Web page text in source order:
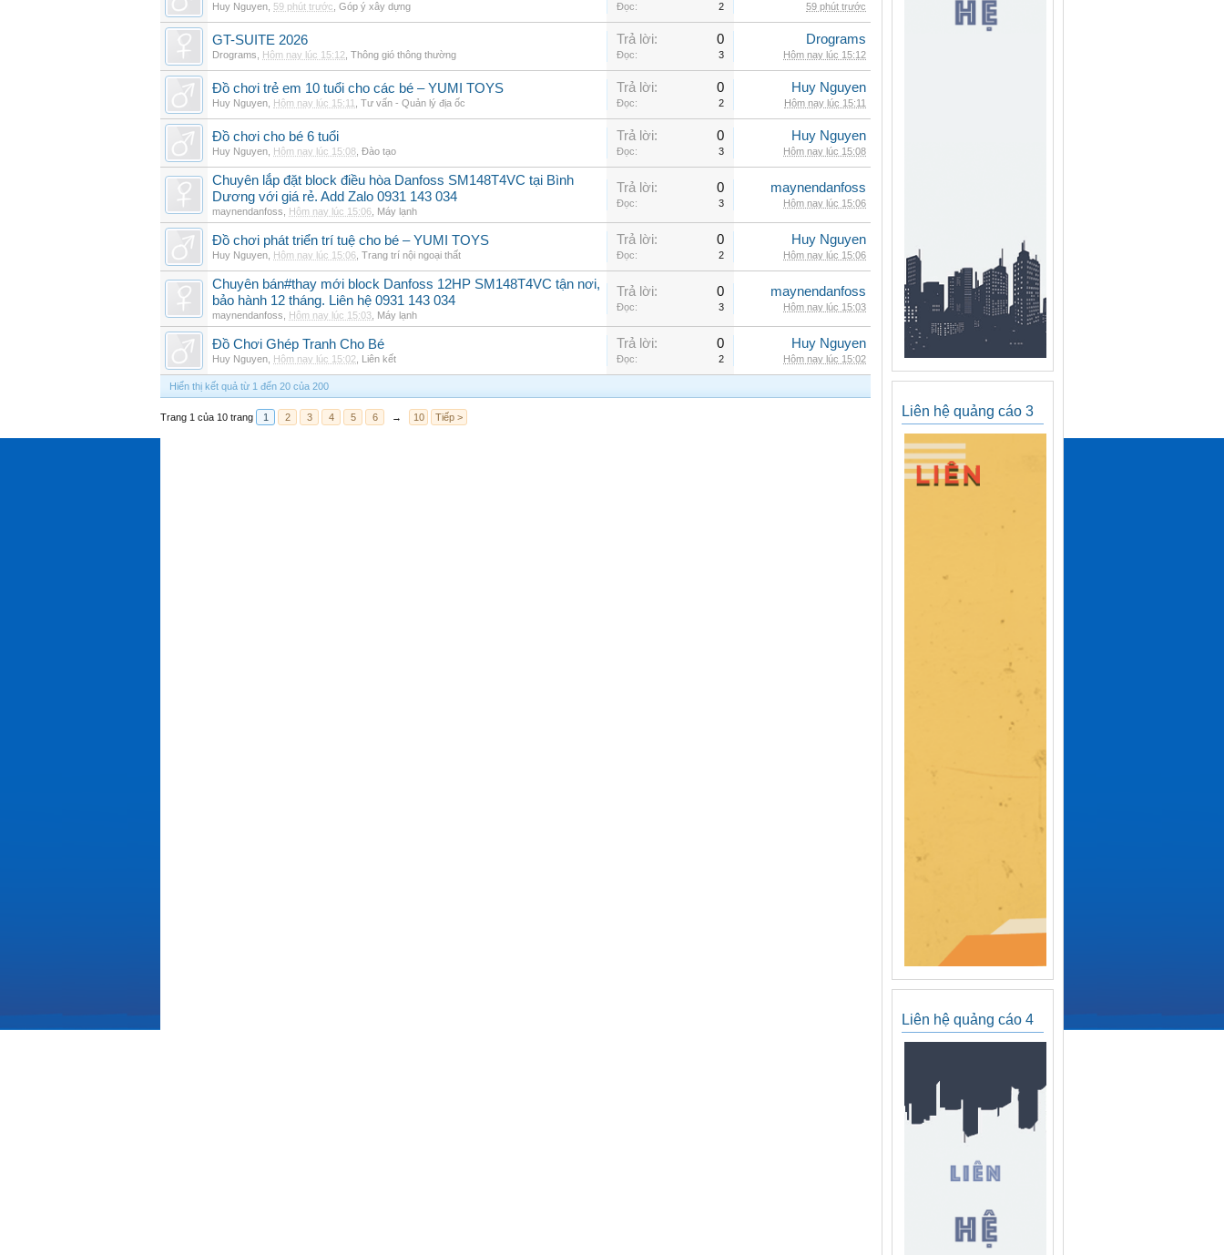
Huy Nguyen 59 phút trước Góp ý xây dựng Đọc: 2 59 phút trước
GT-SUITE 2026
Drograms Hôm nay lúc 15:12 Thông gió thông thường
Trả lời: 0
Đọc: 3
Drograms
Hôm nay lúc 15:12
Đồ chơi trẻ em 10 tuổi cho các bé – YUMI TOYS
Huy Nguyen Hôm nay lúc 15:11 Tư vấn - Quản lý địa ốc
Trả lời: 0
Đọc: 2
Huy Nguyen
Hôm nay lúc 15:11
Đồ chơi cho bé 6 tuổi
Huy Nguyen Hôm nay lúc 15:08 Đào tạo
Trả lời: 0
Đọc: 3
Huy Nguyen
Hôm nay lúc 15:08
Chuyên lắp đặt block điều hòa Danfoss SM148T4VC tại Bình
Dương với giá rẻ. Add Zalo 0931 143 034
maynendanfoss Hôm nay lúc 15:06 Máy lạnh
Trả lời: 0
Đọc: 3
maynendanfoss
Hôm nay lúc 15:06
Đồ chơi phát triển trí tuệ cho bé – YUMI TOYS
Huy Nguyen Hôm nay lúc 15:06 Trang trí nội ngoại thất
Trả lời: 0
Đọc: 2
Huy Nguyen
Hôm nay lúc 15:06
Chuyên bán#thay mới block Danfoss 12HP SM148T4VC tận nơi,
bảo hành 12 tháng. Liên hệ 0931 143 034
maynendanfoss Hôm nay lúc 15:03 Máy lạnh
Trả lời: 0
Đọc: 3
maynendanfoss
Hôm nay lúc 15:03
Đồ Chơi Ghép Tranh Cho Bé
Huy Nguyen Hôm nay lúc 15:02 Liên kết
Trả lời: 0
Đọc: 2
Huy Nguyen
Hôm nay lúc 15:02
Hiển thị kết quả từ 1 đến 20 của 200
Trang 1 của 10 trang 1 2 3 4 5 6 → 10 Tiếp > Liên hệ quảng cáo 3
Liên hệ quảng cáo 4